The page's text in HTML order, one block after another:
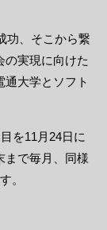
功、そこから繋
の実現に向けた
大学とソフト
を11月24日に
まで毎月、同様
。